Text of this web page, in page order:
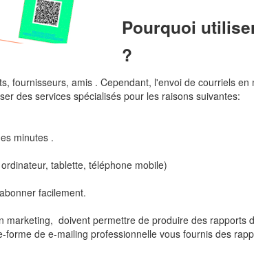
Pourquoi
?
fournisseurs, amis . Cependant, l'envoi de courriels
des services spécialisés pour les raisons suivantes:
minutes .
tablette, téléphone mobile)
facilement.
doivent permettre de produire des rapports
de e-mailing professionnelle vous fournis des